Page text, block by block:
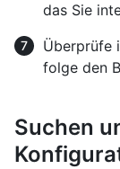
das Sie
Überprüfe
folge den
Suchen